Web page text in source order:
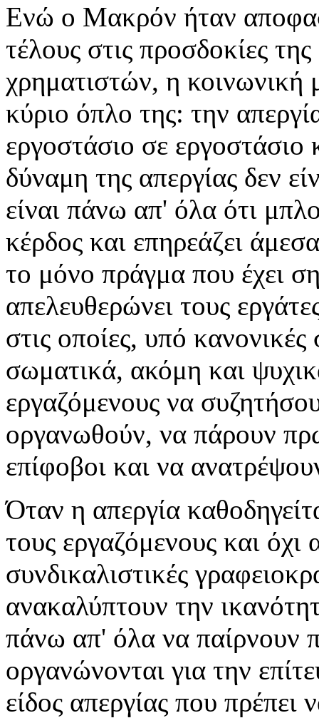
Ενώ ο Μακρόν ήταν
τέλους στις προσδοκίες
χρηματιστών, η κοινωνική
κύριο όπλο της: την
εργοστάσιο σε
δύναμη της απεργίας δεν
είναι πάνω απ' όλα ότι
κέρδος και επηρεάζει
το μόνο πράγμα που έχει
απελευθερώνει τους
στις οποίες, υπό
σωματικά, ακόμη και
εργαζόμενους να
οργανωθούν, να πάρουν
επίφοβοι και να
Όταν η απεργία
τους εργαζόμενους και
συνδικαλιστικές
ανακαλύπτουν την
πάνω απ' όλα να παίρνουν
οργανώνονται για την
είδος απεργίας που πρέπει